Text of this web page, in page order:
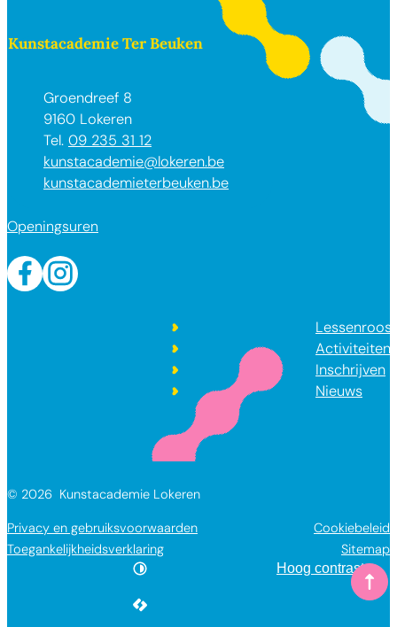
Contact & openingsuren
Kunstacademie Ter Beuken
AdresGroendreef 8
,9160 Lokeren
09 235 31 12
E-mailkunstacademie@lokeren.be
Websitekunstacademieterbeuken.be
Openingsuren
Activiteiten
Inschrijven
Nieuws
FacebookInstagram
© 2026 Kunstacademie Lokeren
Privacy en gebruiksvoorwaarden
Cookiebeleid
Toegankelijkheidsverklaring
Sitemap
Hoog contrast